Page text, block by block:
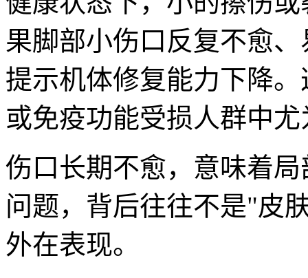
果脚部小伤口反复不愈
提示机体修复能力下降
或免疫功能受损人群中
伤口长期不愈，意味着
问题，背后往往不是"皮
外在表现。